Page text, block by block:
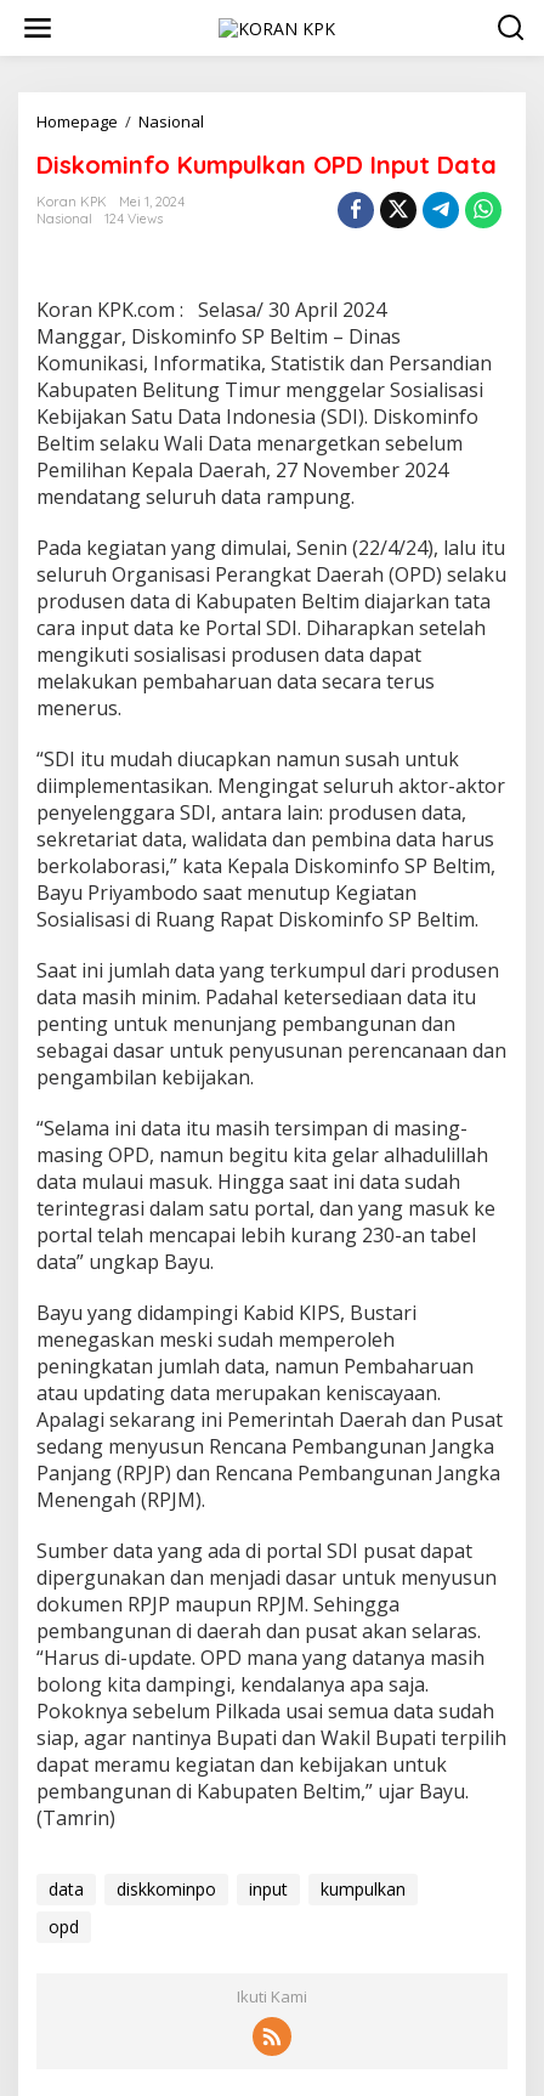
konten
Homepage / Nasional
OPD
Input
Diskominfo Kumpulkan OPD Input Data
Koran KPK
Mei 1, 2024
Nasional
124 Views
Koran KPK.com : Selasa/ 30 April 2024
Manggar, Diskominfo SP Beltim – Dinas
Komunikasi, Informatika, Statistik dan Persandian
Kabupaten Belitung Timur menggelar Sosialisasi
Kebijakan Satu Data Indonesia (SDI). Diskominfo
Beltim selaku Wali Data menargetkan sebelum
Pemilihan Kepala Daerah, 27 November 2024
mendatang seluruh data rampung.
Pada kegiatan yang dimulai, Senin (22/4/24), lalu itu
seluruh Organisasi Perangkat Daerah (OPD) selaku
produsen data di Kabupaten Beltim diajarkan tata
cara input data ke Portal SDI. Diharapkan setelah
mengikuti sosialisasi produsen data dapat
melakukan pembaharuan data secara terus
menerus.
“SDI itu mudah diucapkan namun susah untuk
diimplementasikan. Mengingat seluruh aktor-aktor
penyelenggara SDI, antara lain: produsen data,
sekretariat data, walidata dan pembina data harus
berkolaborasi,” kata Kepala Diskominfo SP Beltim,
Bayu Priyambodo saat menutup Kegiatan
Sosialisasi di Ruang Rapat Diskominfo SP Beltim.
Saat ini jumlah data yang terkumpul dari produsen
data masih minim. Padahal ketersediaan data itu
penting untuk menunjang pembangunan dan
sebagai dasar untuk penyusunan perencanaan dan
pengambilan kebijakan.
“Selama ini data itu masih tersimpan di masing-
masing OPD, namun begitu kita gelar alhadulillah
data mulaui masuk. Hingga saat ini data sudah
terintegrasi dalam satu portal, dan yang masuk ke
portal telah mencapai lebih kurang 230-an tabel
data” ungkap Bayu.
Bayu yang didampingi Kabid KIPS, Bustari
menegaskan meski sudah memperoleh
peningkatan jumlah data, namun Pembaharuan
atau updating data merupakan keniscayaan.
Apalagi sekarang ini Pemerintah Daerah dan Pusat
sedang menyusun Rencana Pembangunan Jangka
Panjang (RPJP) dan Rencana Pembangunan Jangka
Menengah (RPJM).
Sumber data yang ada di portal SDI pusat dapat
dipergunakan dan menjadi dasar untuk menyusun
dokumen RPJP maupun RPJM. Sehingga
pembangunan di daerah dan pusat akan selaras.
“Harus di-update. OPD mana yang datanya masih
bolong kita dampingi, kendalanya apa saja.
Pokoknya sebelum Pilkada usai semua data sudah
siap, agar nantinya Bupati dan Wakil Bupati terpilih
dapat meramu kegiatan dan kebijakan untuk
pembangunan di Kabupaten Beltim,” ujar Bayu.
(Tamrin)
data diskkominpo input
kumpulkan
opd
Ikuti Kami